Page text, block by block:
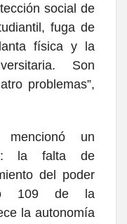
social de
fuga de
física y la
Son
problemas”,
mencionó un
la falta de
del poder
109 de la
la autonomía